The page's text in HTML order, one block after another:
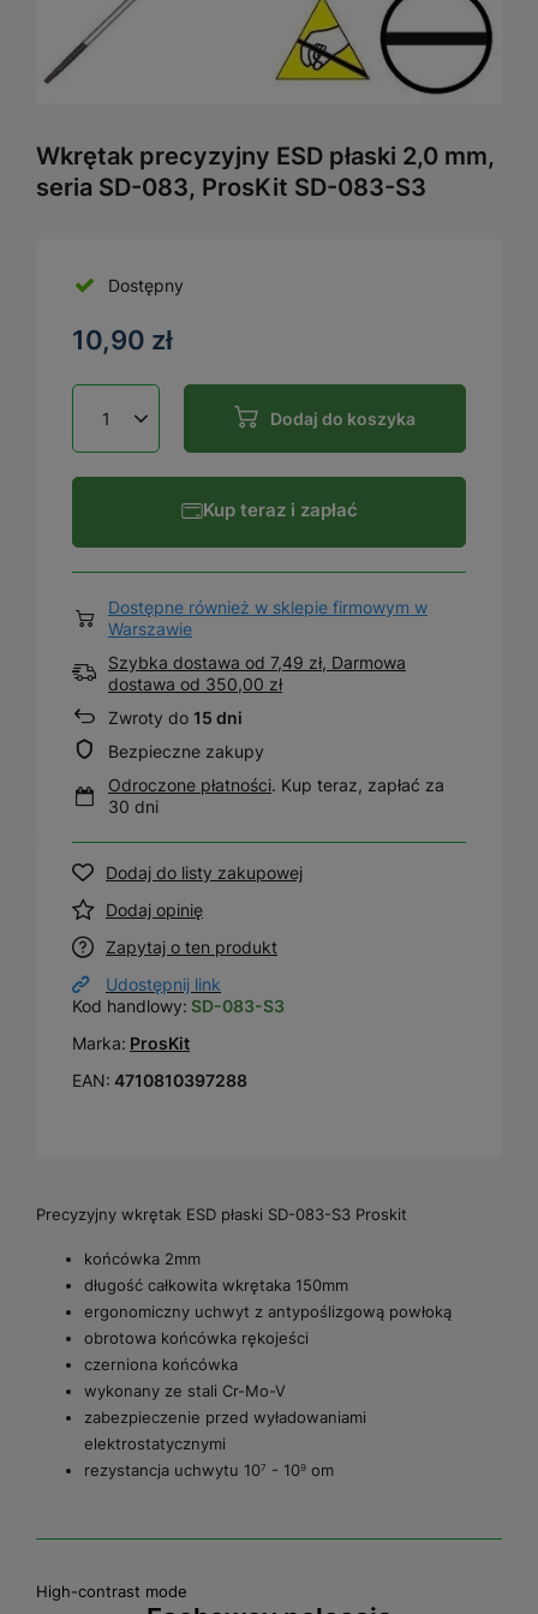
Wkrętak precyzyjny ESD płaski 2,0 mm,
seria SD-083, ProsKit SD-083-S3
Dostępny
10,90 zł
Dodaj do koszyka
Kup teraz i zapłać
Dostępne również w sklepie firmowym w
Warszawie
Szybka dostawa od 7,49 zł, Darmowa
dostawa od 350,00 zł
Zwroty do 15 dni
Bezpieczne zakupy
Odroczone płatności. Kup teraz, zapłać za
30 dni
Dodaj do listy zakupowej
Dodaj opinię
Zapytaj o ten produkt
Udostępnij link
Kod handlowy: SD-083-S3
Marka: ProsKit
EAN: 4710810397288
Precyzyjny wkrętak ESD płaski SD-083-S3 Proskit
końcówka 2mm
długość całkowita wkrętaka 150mm
ergonomiczny uchwyt z antypoślizgową powłoką
obrotowa końcówka rękojeści
czerniona końcówka
wykonany ze stali Cr-Mo-V
zabezpieczenie przed wyładowaniami
elektrostatycznymi
rezystancja uchwytu 107 - 109 om
High-contrast mode